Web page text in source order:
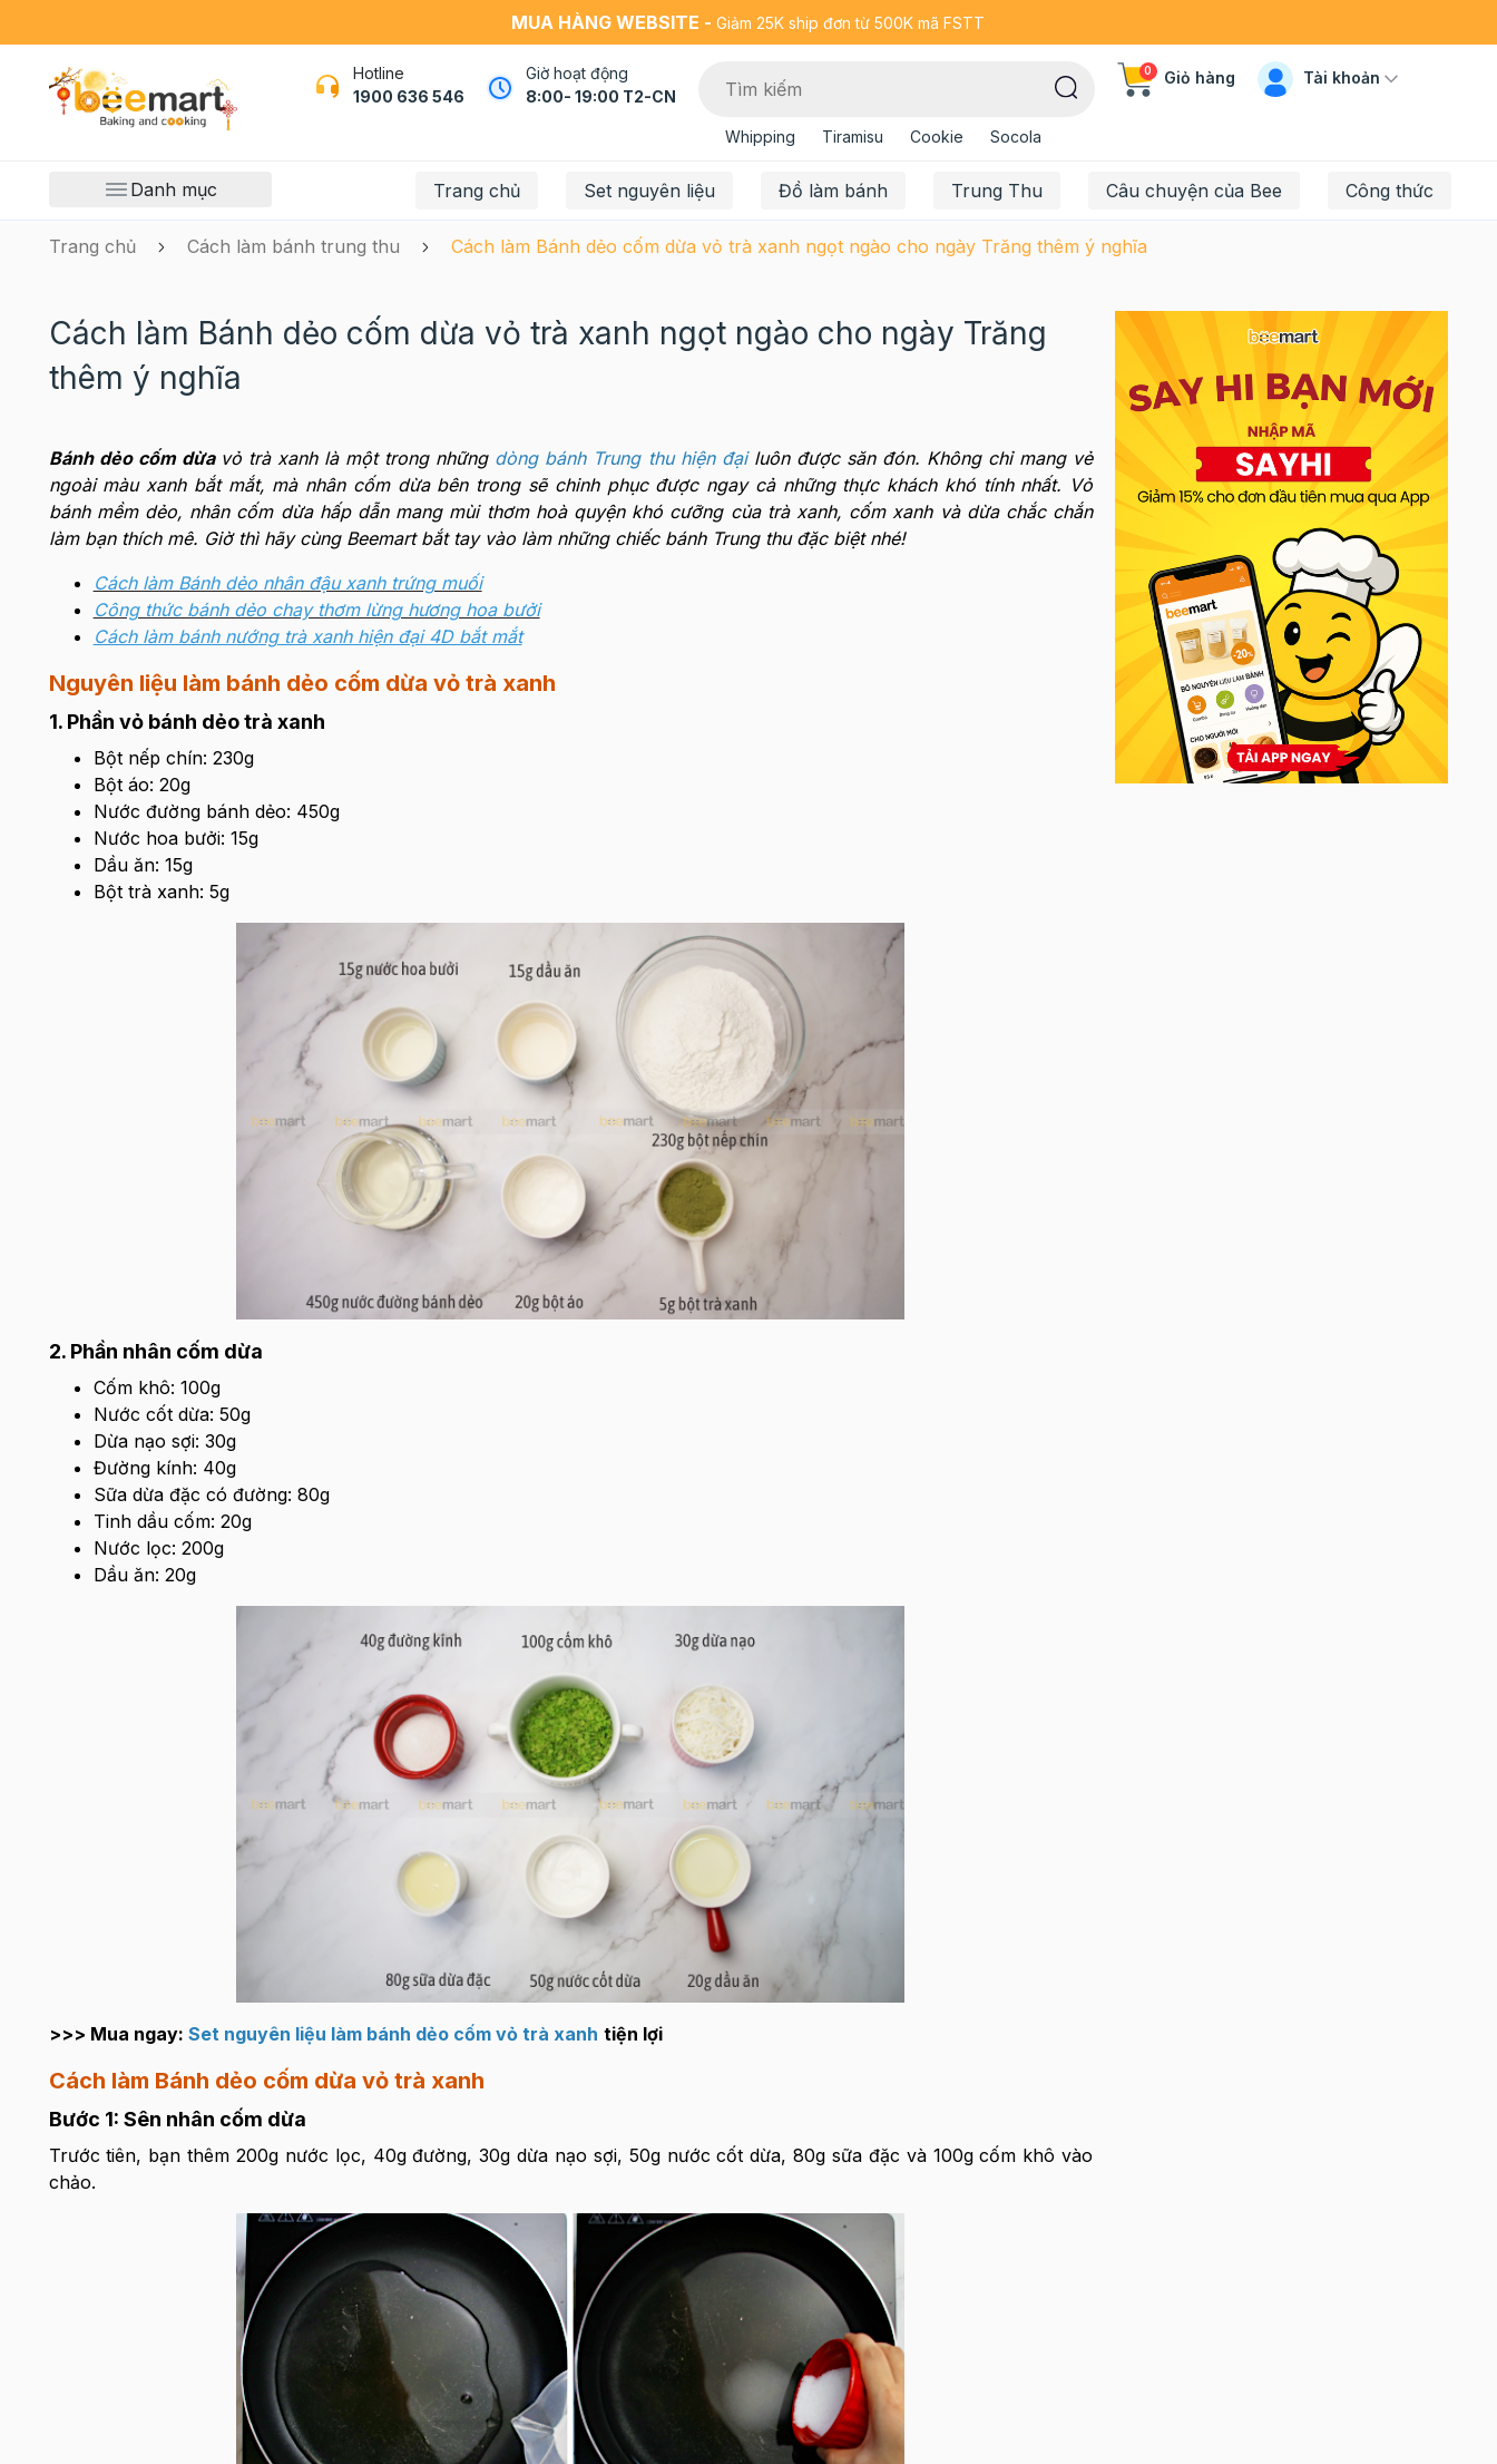
MUA HÀNG WEBSITE - Giảm 25K ship đơn từ 500K mã FSTT
Hotline
1900 636 546
Giờ hoạt động
8:00- 19:00 T2-CN
Whipping Tiramisu Cookie Socola
0 Giỏ hàng Tài khoản
Danh mục Trang chủ Set nguyên liệu Đồ làm bánh Trung Thu Câu chuyện của Bee Công thức
Trang chủ Cách làm bánh trung thu Cách làm Bánh dẻo cốm dừa vỏ trà xanh ngọt ngào cho ngày Trăng thêm ý nghĩa
Cách làm Bánh dẻo cốm dừa vỏ trà xanh ngọt ngào cho ngày Trăng
thêm ý nghĩa
Bánh dẻo cốm dừa vỏ trà xanh là một trong những dòng bánh Trung thu hiện đạiluôn được săn đón. Không chỉ mang vẻ
ngoài màu xanh bắt mắt, mà nhân cốm dừa bên trong sẽ chinh phục được ngay cả những thực khách khó tính nhất. Vỏ
bánh mềm dẻo, nhân cốm dừa hấp dẫn mang mùi thơm hoà quyện khó cưỡng của trà xanh, cốm xanh và dừa chắc chắn
làm bạn thích mê. Giờ thì hãy cùng Beemart bắt tay vào làm những chiếc bánh Trung thu đặc biệt nhé!
Cách làm Bánh dẻo nhân đậu xanh trứng muối
Công thức bánh dẻo chay thơm lừng hương hoa bưởi
Cách làm bánh nướng trà xanh hiện đại 4D bắt mắt
Nguyên liệu làm bánh dẻo cốm dừa vỏ trà xanh
1. Phần vỏ bánh dẻo trà xanh
Bột nếp chín: 230g
Bột áo: 20g
Nước đường bánh dẻo: 450g
Nước hoa bưởi: 15g
Dầu ăn: 15g
Bột trà xanh: 5g
2. Phần nhân cốm dừa
Cốm khô: 100g
Nước cốt dừa: 50g
Dừa nạo sợi: 30g
Đường kính: 40g
Sữa dừa đặc có đường: 80g
Tinh dầu cốm: 20g
Nước lọc: 200g
Dầu ăn: 20g
>>> Mua ngay: Set nguyên liệu làm bánh dẻo cốm vỏ trà xanh tiện lợi
Cách làm Bánh dẻo cốm dừa vỏ trà xanh
Bước 1: Sên nhân cốm dừa
Trước tiên, bạn thêm 200g nước lọc, 40g đường, 30g dừa nạo sợi, 50g nước cốt dừa, 80g sữa đặc và 100g cốm khô vào
chảo.